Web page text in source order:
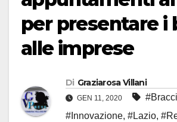
per presentare i
alle imprese
Di Graziarosa Villani
GEN 11, 2020
#Innovazione, #Lazio,